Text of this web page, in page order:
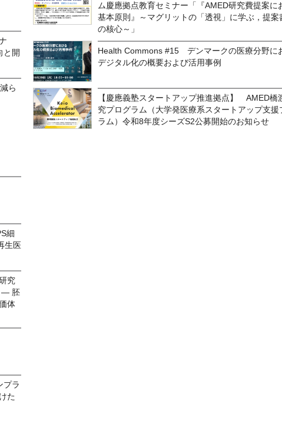
と開
ら
ム慶應拠点教育セミナー「『AMED研究費提案に
基本原則』～マグリットの「透視」に学ぶ，提案
の核心～」
Health Commons #15 デンマークの医療分野に
デジタル化の概要および活用事例
【慶應義塾スタートアップ推進拠点】 AMED橋
究プログラム（大学発医療系スタートアップ支援
ラム）令和8年度シーズS2公募開始のお知らせ
細
生医
究
― 胚
体
プラ
た